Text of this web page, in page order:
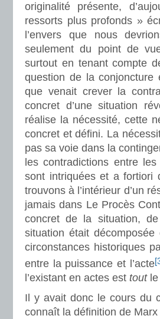
originalité présente,
ressorts plus profonds »
l’envers que nous
seulement du point de
surtout en tenant compte
question de la conjoncture
que venait crever la
concret d’une situation
réalise la nécessité, cette
concret et défini. La
pas sa voie dans la
les contradictions entre
sont intriquées et a fortiori
trouvons à l’intérieur d’un
jamais dans Le Procès
concret de la situation,
situation était
circonstances historiques
entre la puissance et l’acte
l’existant en actes est toutle
Il y avait donc le cours du
connaît la définition de